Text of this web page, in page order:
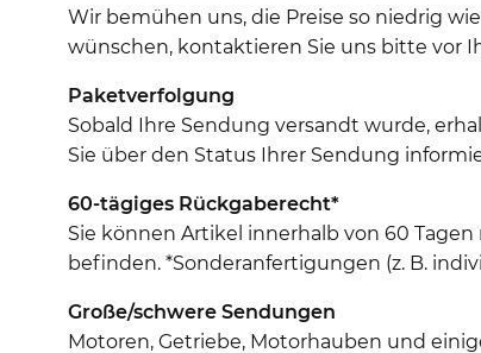
Wir bemühen uns, die Preise so niedrig
wünschen, kontaktieren Sie uns bitte vor
Paketverfolgung
Sobald Ihre Sendung versandt wurde,
Sie über den Status Ihrer Sendung
60-tägiges Rückgaberecht*
Sie können Artikel innerhalb von 60
befinden. *Sonderanfertigungen (z. B.
Große/schwere Sendungen
Motoren, Getriebe, Motorhauben und